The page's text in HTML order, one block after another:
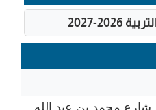
2027
شارع محمد بن عبد الله